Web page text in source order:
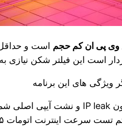
وی پی ان کم حجم است و
است این فیلتر شکن نیازی
ویژگی های این برنامه